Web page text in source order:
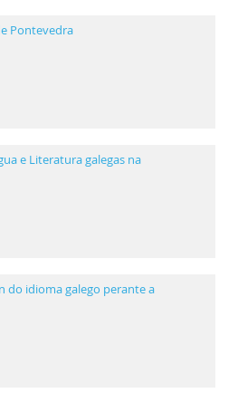
Pontevedra
e Literatura galegas na
do idioma galego perante a